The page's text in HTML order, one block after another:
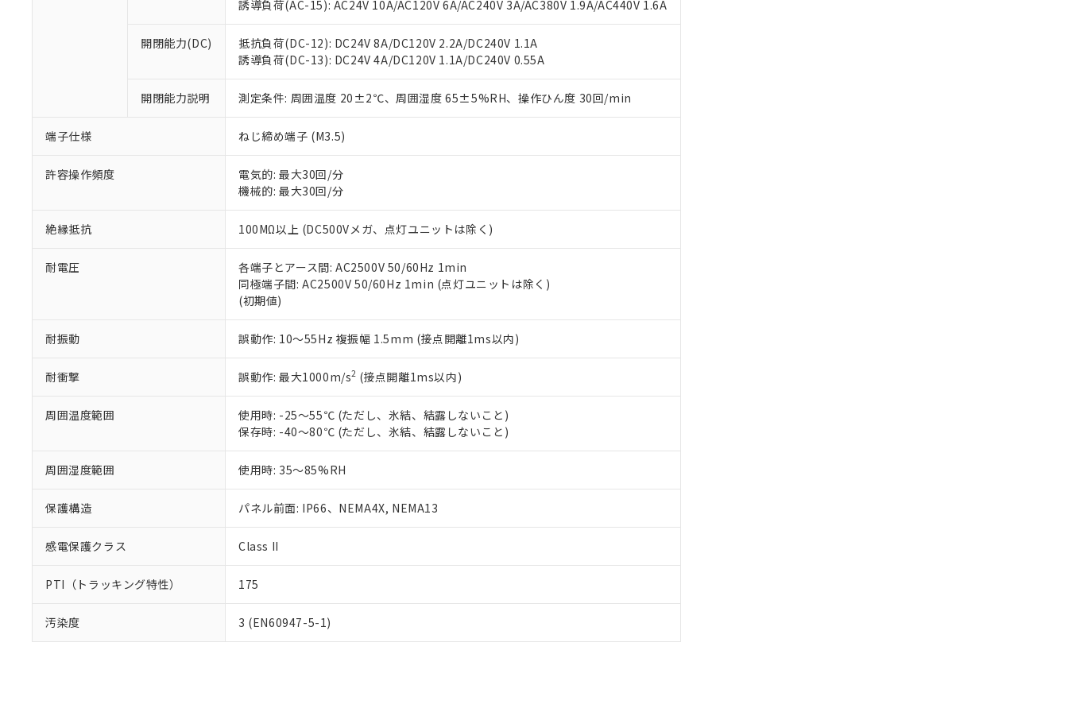
誘導負荷(AC-15): AC24V 10A/AC120V 6A/AC240V 3A/AC380V 1.9A/AC440V 1.6A
開閉能力(DC)
抵抗負荷(DC-12): DC24V 8A/DC120V 2.2A/DC240V 1.1A
誘導負荷(DC-13): DC24V 4A/DC120V 1.1A/DC240V 0.55A
開閉能力説明 測定条件: 周囲温度 20±2℃、周囲湿度 65±5%RH、操作ひん度 30回/min
端子仕様 ねじ締め端子 (M3.5)
許容操作頻度
電気的: 最大30回/分
機械的: 最大30回/分
絶縁抵抗 100MΩ以上 (DC500Vメガ、点灯ユニットは除く)
耐電圧
各端子とアース間: AC2500V 50/60Hz 1min
同極端子間: AC2500V 50/60Hz 1min (点灯ユニットは除く)
(初期値)
耐振動 誤動作: 10～55Hz 複振幅 1.5mm (接点開離1ms以内)
耐衝撃 誤動作: 最大1000m/s2 (接点開離1ms以内)
周囲温度範囲
使用時: -25～55℃ (ただし、氷結、結露しないこと)
保存時: -40～80℃ (ただし、氷結、結露しないこと)
周囲湿度範囲 使用時: 35～85%RH
保護構造 パネル前面: IP66、NEMA4X, NEMA13
感電保護クラス Class II
PTI（トラッキング特性） 175
汚染度 3 (EN60947-5-1)
が、当社の製品・サービスに関するお客様との取引・商談に必要な範囲で利用することをご了承くだ
※当社の共同利用者とは、"個人情報の共同利用に関して"
いる法人を指します。
EU RoHS指令（10物質）の非含有証明書
51物質の非含有証明書（当社基準）
※本証明書は発行日時点で非含有を証明するもので、過去に遡って非含有を証明するものではありません。
また、RoHS指令のフタル酸エステル類４物質の対応では、対応完了までの期間は出荷製品に未対応品が
混在することから備考欄に対応日を記載しておりました。
り割愛しております。
白